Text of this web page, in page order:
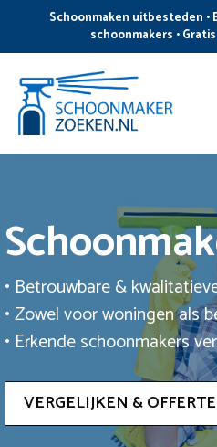
de
inhoud
Schoonmaken uitbesteden •
schoonmakers •
• Betrouwbare &
• Zowel voor woningen als
• Erkende schoonmakers
VERGELIJKEN &